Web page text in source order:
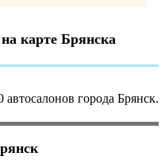
карте Брянска
города Брянск.